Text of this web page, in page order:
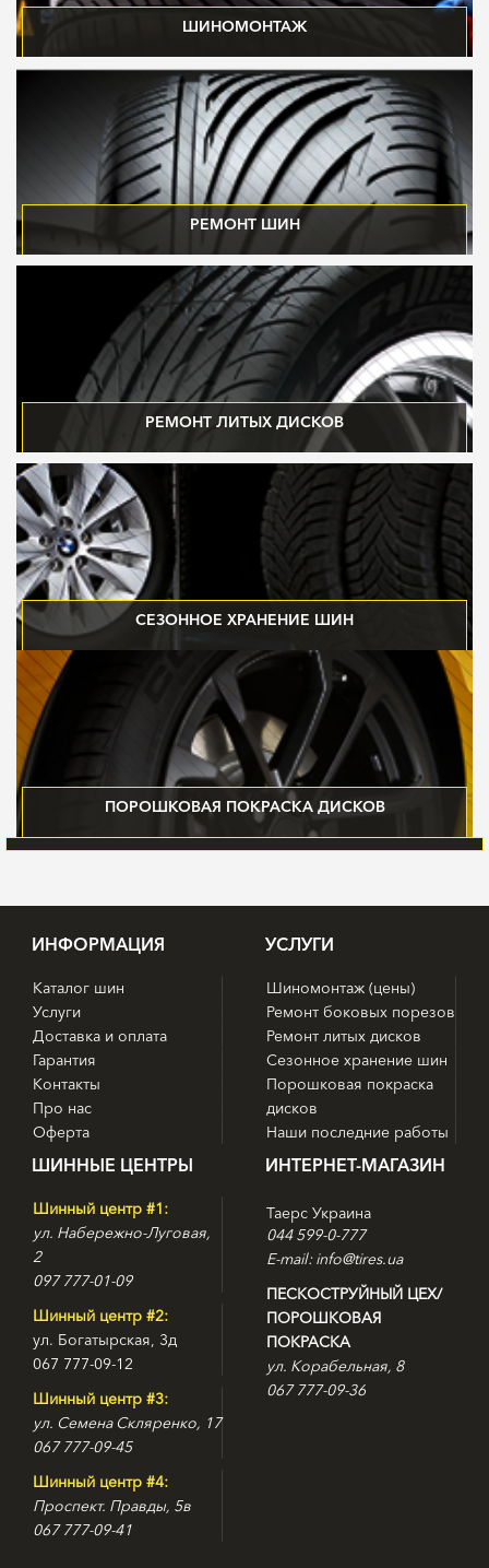
ШИНОМОНТАЖ
ШИНОМОНТАЖ ОСНАЩЕН СОВРЕМЕННЫМ НЕМЕЦКИМ ОБОРУДОВАНИЕМ,
ЧТО ПОЗВОЛЯЕТ РАБОТАТЬ С КОЛЕСАМИ ЛЮБЫХ ТИПОВ И РАЗМЕРОВ.
РЕМОНТ ШИН
БОКОВОЙ ПОРЕЗ ШИНЫ ЯВЛЯЕТ СОБОЙ, ПО СУТИ ПОЛНЫЙ РАЗРЫВ НИТЕЙ
КОРДА БОКОВИНЫ ШИНЫ И РАССЕЧЕНИЕ ВНЕШНЕГО, ВИДИМОГО СЛОЯ
РЕМОНТ ЛИТЫХ ДИСКОВ
РЕМОНТ ЛЕГКОСПЛАВНЫХ ДИСКОВ – ЭТО ОДНА ИЗ НАШИХ ОСНОВНЫХ
СПЕЦИАЛИЗАЦИЙ.
СЕЗОННОЕ ХРАНЕНИЕ ШИН
ДЛЯ ХРАНЕНИЯ ВАШИХ ШИН МЫ СПЕЦИАЛЬНО ОБОРУДОВАЛИ ОТДЕЛЬНЫЙ
СКЛАД, КОТОРЫЙ ОТВЕЧАЕТ ВСЕМ ТРЕБОВАНИЯМ.
ПОРОШКОВАЯ ПОКРАСКА ДИСКОВ
ПРОИЗВОДИМ ПОРОШКОВУЮ ПОКРАСКУ ДИСКОВ. ГАРАНТИЯ 2 ГОДА!
ИНФОРМАЦИЯ
Каталог шин
Услуги
Доставка и оплата
Гарантия
Контакты
Про нас
Оферта
УСЛУГИ
Шиномонтаж (цены)
Ремонт боковых порезов
Ремонт литых дисков
Сезонное хранение шин
Порошковая покраска
дисков
Наши последние работы
ШИННЫЕ ЦЕНТРЫ
Шинный центр #1:
ул. Набережно-Луговая,
2
097 777-01-09
Шинный центр #2:
ул. Богатырская, 3д
067 777-09-12
Шинный центр #3:
ул. Семена Скляренко, 17
067 777-09-45
Шинный центр #4:
Проспект. Правды, 5в
067 777-09-41
ИНТЕРНЕТ-МАГАЗИН
Таерс Украина
044 599-0-777
E-mail: info@tires.ua
ПЕСКОСТРУЙНЫЙ ЦЕХ/
ПОРОШКОВАЯ
ПОКРАСКА
ул. Корабельная, 8
067 777-09-36